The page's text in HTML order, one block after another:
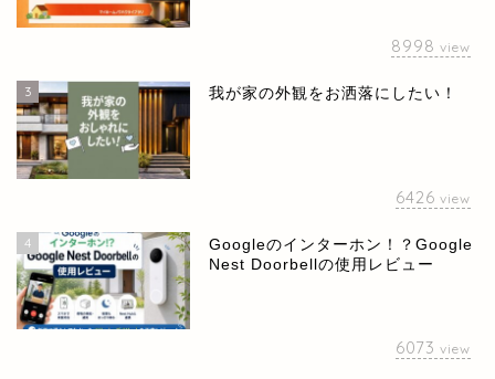
8998 view
3 我が家の外観をお洒落にしたい！
6426 view
4
Googleのインターホン！？Google
Nest Doorbellの使用レビュー
6073 view
ホーム
お問い合せ